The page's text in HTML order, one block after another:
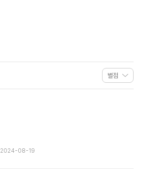
2024-08-19